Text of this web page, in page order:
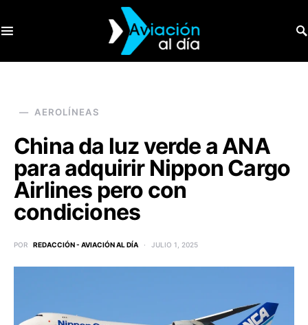
AEROLÍNEAS
China da luz verde a ANA
para adquirir Nippon Cargo
Airlines pero con
condiciones
POR REDACCIÓN - AVIACIÓN AL DÍA JULIO 1, 2025